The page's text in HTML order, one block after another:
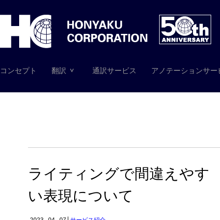
コンセプト 翻訳 通訳サービス アノテーションサー
ライティングで間違えやす
い表現について